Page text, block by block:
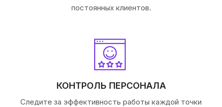
постоянных клиентов.
КОНТРОЛЬ ПЕРСОНАЛА
Следите за эффективность работы каждой точки